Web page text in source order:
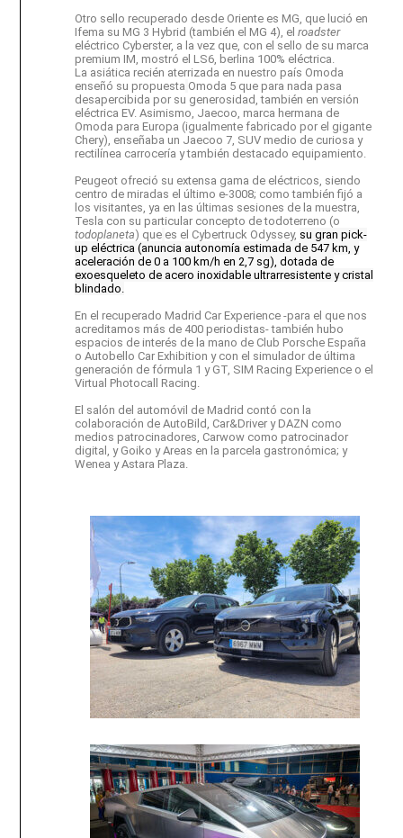
Otro sello recuperado desde Oriente es MG, que lució en
Ifema su MG 3 Hybrid (también el MG 4), elroadster
eléctrico Cyberster, a la vez que, con el sello de su marca
premium IM, mostró el LS6, berlina 100% eléctrica.
La asiática recién aterrizada en nuestro país Omoda
enseñó su propuesta Omoda 5 que para nada pasa
desapercibida por su generosidad, también en versión
eléctrica EV. Asimismo, Jaecoo, marca hermana de
Omoda para Europa (igualmente fabricado por el gigante
Chery), enseñaba un Jaecoo 7, SUV medio de curiosa y
rectilínea carrocería y también destacado equipamiento.
Peugeot ofreció su extensa gama de eléctricos, siendo
centro de miradas el último e-3008; como también fijó a
los visitantes, ya en las últimas sesiones de la muestra,
Tesla con su particular concepto de todoterreno (o
todoplaneta) que es el Cybertruck Odyssey, su gran pick-
up eléctrica (anuncia autonomía estimada de 547 km, y
aceleración de 0 a 100 km/h en 2,7 sg), dotada de
exoesqueleto de acero inoxidable ultrarresistente y cristal
blindado.
En el recuperado Madrid Car Experience -para el que nos
acreditamos más de 400 periodistas- también hubo
espacios de interés de la mano de Club Porsche España
o Autobello Car Exhibition y con el simulador de última
generación de fórmula 1 y GT, SIM Racing Experience o el
Virtual Photocall Racing.
El salón del automóvil de Madrid contó con la
colaboración de AutoBild, Car&Driver y DAZN como
medios patrocinadores, Carwow como patrocinador
digital, y Goiko y Areas en la parcela gastronómica; y
Wenea y Astara Plaza.